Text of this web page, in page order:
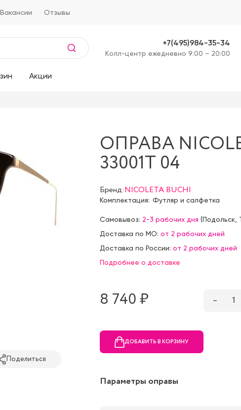
Вакансии Отзывы
+7(495)984-35-34
Kолл-центр ежедневно 9:00 – 20:00
Акции
Поделиться
ОПРАВА
33001T 04
Бренд:NICOLETA BUCHI
Комплектация: Футляр и салфетка
Самовывоз: 2-3 рабочих дня (Подольск,
Доставка по МО: от 2 рабочих дней
Доставка по России: от 2 рабочих дней
Подробнее о доставке
8 740 ₷ – 1
ДОБАВИТЬ В КОРЗИНУ
Параметры оправы